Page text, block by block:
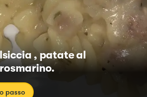
, patate al
passo